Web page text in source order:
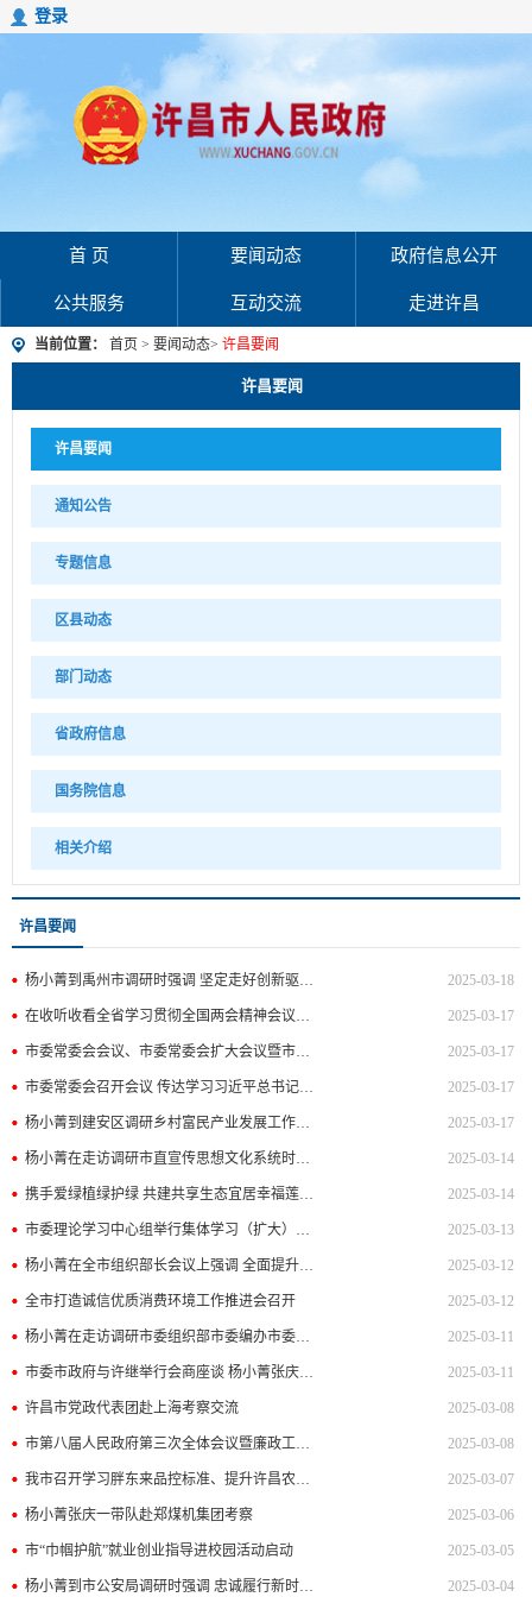
登录
首 页 要闻动态 政府信息公开
公共服务 互动交流 走进许昌
当前位置： 首页 > 要闻动态> 许昌要闻
许昌要闻
许昌要闻
通知公告
专题信息
区县动态
部门动态
省政府信息
国务院信息
相关介绍
许昌要闻
杨小菁到禹州市调研时强调 坚定走好创新驱动转型发展之路 加快建设现代化中等城市 2025-03-18
在收听收看全省学习贯彻全国两会精神会议后，杨小菁主持召开会议强调 坚决扛起经济大市挑大梁的责任担当 为奋力谱写中国式现代化河南篇章贡献许昌力量 王志宏刘保新出席 2025-03-17
市委常委会会议、市委常委会扩大会议暨市委党的建设工作领导小组会议召开 部署深入贯彻中央八项规定精神学习教育工作 杨小菁主持并讲话 2025-03-17
市委常委会召开会议 传达学习习近平总书记重要指示精神 研究“三农”、招商引资等工作 杨小菁主持并讲话 2025-03-17
杨小菁到建安区调研乡村富民产业发展工作时强调 做强乡村特色产业 带动群众持续增收 推动乡村全面振兴不断取得新进展新成效 2025-03-17
杨小菁在走访调研市直宣传思想文化系统时强调 把牢正确方向 深化改革创新 推动宣传思想文化工作高质量发展 2025-03-14
携手爱绿植绿护绿 共建共享生态宜居幸福莲城 杨小菁王志宏刘保新等参加义务植树活动 2025-03-14
市委理论学习中心组举行集体学习（扩大）报告会 杨小菁张庆一王志宏刘保新等出席 2025-03-13
杨小菁在全市组织部长会议上强调 全面提升党的建设和组织工作质量水平 为勇挑大梁走在前列提供坚强组织保证 张庆一王志宏刘保新出席 2025-03-12
全市打造诚信优质消费环境工作推进会召开 2025-03-12
杨小菁在走访调研市委组织部市委编办市委老干部局时强调 坚持用改革精神和严的标准扎实做好组织工作 在服务保障高质量发展中彰显新担当新作为 2025-03-11
市委市政府与许继举行会商座谈 杨小菁张庆一李俊涛等参加 2025-03-11
许昌市党政代表团赴上海考察交流 2025-03-08
市第八届人民政府第三次全体会议暨廉政工作会议召开 锚定目标 务实重干 奋勇争先 在推动实现“两融五城四跃升”中作出更大贡献 2025-03-08
我市召开学习胖东来品控标准、提升许昌农产品品质座谈会 2025-03-07
杨小菁张庆一带队赴郑煤机集团考察 2025-03-06
市“巾帼护航”就业创业指导进校园活动启动 2025-03-05
杨小菁到市公安局调研时强调 忠诚履行新时代职责使命 维护社会安全稳定 守护群众安宁幸福 张庆一一同调研 2025-03-04